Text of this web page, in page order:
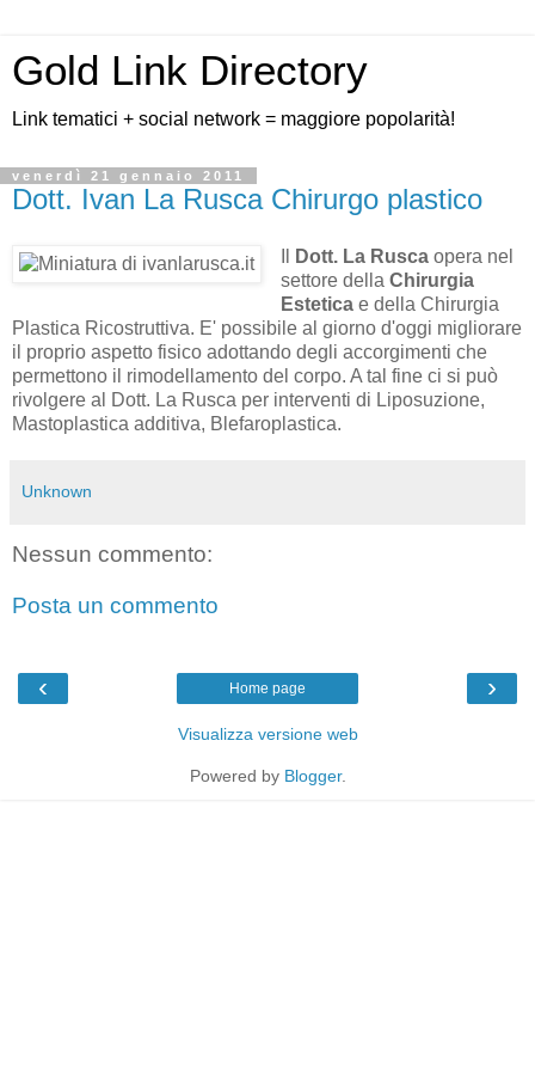
Gold Link Directory
Link tematici + social network = maggiore popolarità!
venerdì 21 gennaio 2011
Dott. Ivan La Rusca Chirurgo plastico
Dott. La Ruscaopera nel
settore della Chirurgia
Esteticae della Chirurgia
Plastica Ricostruttiva. E' possibile al giorno d'oggi migliorare
il proprio aspetto fisico adottando degli accorgimenti che
permettono il rimodellamento del corpo. A tal fine ci si può
rivolgere al Dott. La Rusca per interventi di Liposuzione,
Mastoplastica additiva, Blefaroplastica.
Unknown
Nessun commento:
Posta un commento
‹ ›
Home page
Visualizza versione web
Powered by Blogger.